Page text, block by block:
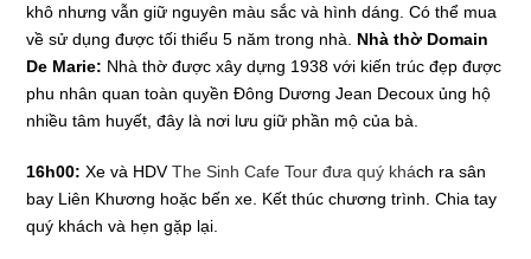
khô nhưng vẫn giữ nguyên màu sắc và hình dáng. Có thể mua
về sử dụng được tối thiểu 5 năm trong nhà. Nhà thờ Domain
De Marie: Nhà thờ được xây dựng 1938 với kiến trúc đẹp được
phu nhân quan toàn quyền Đông Dương Jean Decoux ủng hộ
nhiều tâm huyết, đây là nơi lưu giữ phần mộ của bà.
16h00:Xe và HDV The Sinh Cafe Tour đưa quý khách ra sân
bay Liên Khương hoặc bến xe. Kết thúc chương trình. Chia tay
quý khách và hẹn gặp lại.